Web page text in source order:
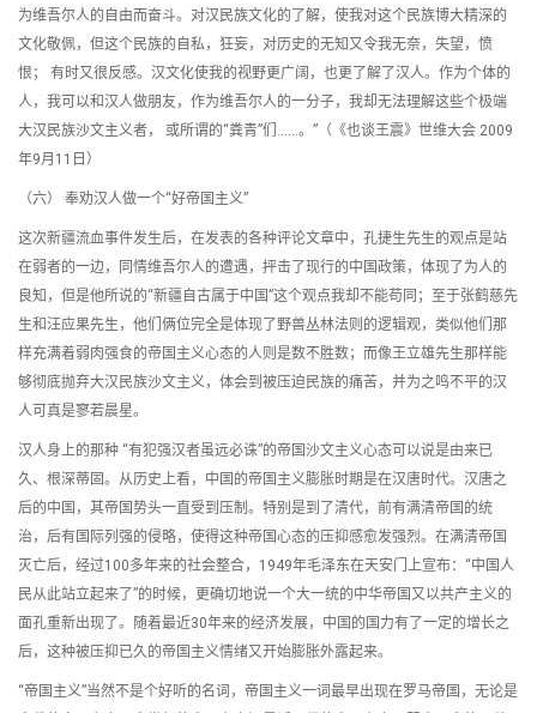
为维吾尔人的自由而奋斗。对汉民族文化的了解，使我对这个民族博大精深的
文化敬佩，但这个民族的自私，狂妄，对历史的无知又令我无奈，失望，愤
恨； 有时又很反感。汉文化使我的视野更广阔，也更了解了汉人。作为个体的
人，我可以和汉人做朋友，作为维吾尔人的一分子，我却无法理解这些个极端
大汉民族沙文主义者， 或所谓的“粪青”们……。”（《也谈王震》世维大会 2009
年9月11日）
（六） 奉劝汉人做一个“好帝国主义”
这次新疆流血事件发生后，在发表的各种评论文章中，孔捷生先生的观点是站
在弱者的一边，同情维吾尔人的遭遇，抨击了现行的中国政策，体现了为人的
良知，但是他所说的“新疆自古属于中国”这个观点我却不能苟同；至于张鹤慈先
生和汪应果先生，他们俩位完全是体现了野兽丛林法则的逻辑观，类似他们那
样充满着弱肉强食的帝国主义心态的人则是数不胜数；而像王立雄先生那样能
够彻底抛弃大汉民族沙文主义，体会到被压迫民族的痛苦，并为之鸣不平的汉
人可真是寥若晨星。
汉人身上的那种 “有犯强汉者虽远必诛”的帝国沙文主义心态可以说是由来已
久、根深蒂固。从历史上看，中国的帝国主义膨胀时期是在汉唐时代。汉唐之
后的中国，其帝国势头一直受到压制。特别是到了清代，前有满清帝国的统
治，后有国际列强的侵略，使得这种帝国心态的压抑感愈发强烈。在满清帝国
灭亡后，经过100多年来的社会整合，1949年毛泽东在天安门上宣布：“中国人
民从此站立起来了”的时候，更确切地说一个大一统的中华帝国又以共产主义的
面孔重新出现了。随着最近30年来的经济发展，中国的国力有了一定的增长之
后，这种被压抑已久的帝国主义情绪又开始膨胀外露起来。
“帝国主义”当然不是个好听的名词，帝国主义一词最早出现在罗马帝国，无论是